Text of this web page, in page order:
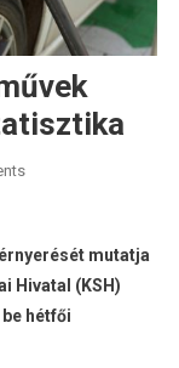
mutatja
Hivatal (KSH)
hétfői